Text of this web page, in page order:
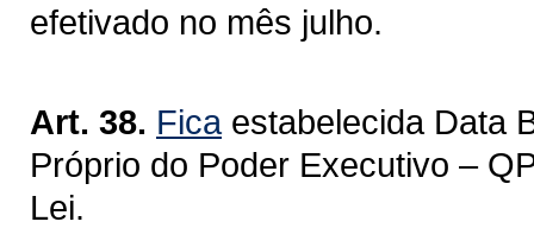
efetivado no mês julho.
Art. 38. Ficaestabelecida Data
Próprio do Poder Executivo –
Lei.